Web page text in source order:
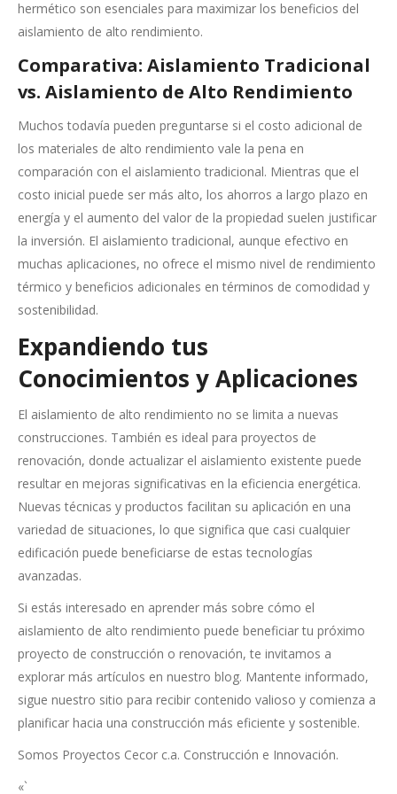
hermético son esenciales para maximizar los beneficios del
aislamiento de alto rendimiento.
Comparativa: Aislamiento Tradicional
vs. Aislamiento de Alto Rendimiento
Muchos todavía pueden preguntarse si el costo adicional de
los materiales de alto rendimiento vale la pena en
comparación con el aislamiento tradicional. Mientras que el
costo inicial puede ser más alto, los ahorros a largo plazo en
energía y el aumento del valor de la propiedad suelen justificar
la inversión. El aislamiento tradicional, aunque efectivo en
muchas aplicaciones, no ofrece el mismo nivel de rendimiento
térmico y beneficios adicionales en términos de comodidad y
sostenibilidad.
Expandiendo tus
Conocimientos y Aplicaciones
El aislamiento de alto rendimiento no se limita a nuevas
construcciones. También es ideal para proyectos de
renovación, donde actualizar el aislamiento existente puede
resultar en mejoras significativas en la eficiencia energética.
Nuevas técnicas y productos facilitan su aplicación en una
variedad de situaciones, lo que significa que casi cualquier
edificación puede beneficiarse de estas tecnologías
avanzadas.
Si estás interesado en aprender más sobre cómo el
aislamiento de alto rendimiento puede beneficiar tu próximo
proyecto de construcción o renovación, te invitamos a
explorar más artículos en nuestro blog. Mantente informado,
sigue nuestro sitio para recibir contenido valioso y comienza a
planificar hacia una construcción más eficiente y sostenible.
Somos Proyectos Cecor c.a. Construcción e Innovación.
«`